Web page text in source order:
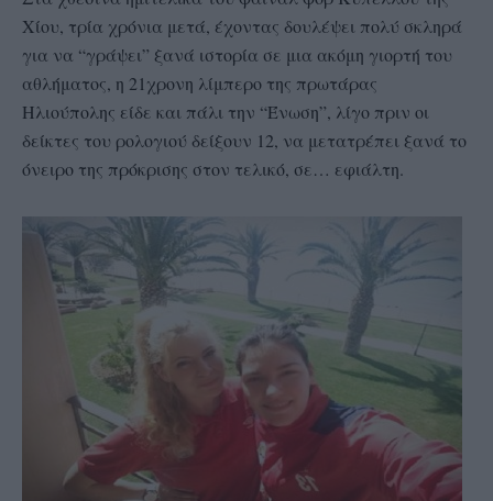
Χίου, τρία χρόνια μετά, έχοντας δουλέψει πολύ σκληρά
για να “γράψει” ξανά ιστορία σε μια ακόμη γιορτή του
αθλήματος, η 21χρονη λίμπερο της πρωτάρας
Ηλιούπολης είδε και πάλι την “Ένωση”, λίγο πριν οι
δείκτες του ρολογιού δείξουν 12, να μετατρέπει ξανά το
όνειρο της πρόκρισης στον τελικό, σε… εφιάλτη.